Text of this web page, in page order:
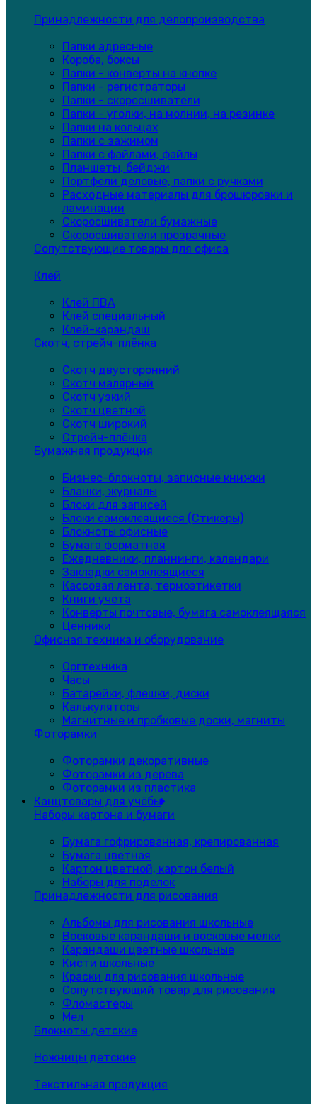
Принадлежности для делопроизводства
Папки адресные
Короба, боксы
Папки - конверты на кнопке
Папки - регистраторы
Папки - скоросшиватели
Папки - уголки, на молнии, на резинке
Папки на кольцах
Папки с зажимом
Папки с файлами, файлы
Планшеты, бейджи
Портфели деловые, папки с ручками
Расходные материалы для брошюровки и
ламинации
Скоросшиватели бумажные
Скоросшиватели прозрачные
Сопутствующие товары для офиса
Клей
Клей ПВА
Клей специальный
Клей-карандаш
Скотч, стрейч-плёнка
Скотч двусторонний
Скотч малярный
Скотч узкий
Скотч цветной
Скотч широкий
Стрейч-плёнка
Бумажная продукция
Бизнес-блокноты, записные книжки
Бланки, журналы
Блоки для записей
Блоки самоклеящиеся (Стикеры)
Блокноты офисные
Бумага форматная
Ежедневники, планнинги, календари
Закладки самоклеящиеся
Кассовая лента, термоэтикетки
Книги учета
Конверты почтовые, бумага самоклеящаяся
Ценники
Офисная техника и оборудование
Оргтехника
Часы
Батарейки, флешки, диски
Калькуляторы
Магнитные и пробковые доски, магниты
Фоторамки
Фоторамки декоративные
Фоторамки из дерева
Фоторамки из пластика
Канцтовары для учёбы
Наборы картона и бумаги
Бумага гофрированная, крепированная
Бумага цветная
Картон цветной, картон белый
Наборы для поделок
Принадлежности для рисования
Альбомы для рисования школьные
Восковые карандаши и восковые мелки
Карандаши цветные школьные
Кисти школьные
Краски для рисования школьные
Сопутствующий товар для рисования
Фломастеры
Мел
Блокноты детские
Ножницы детские
Текстильная продукция